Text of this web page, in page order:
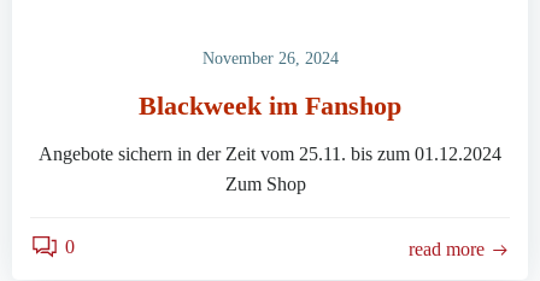
November 26, 2024
Blackweek im Fanshop
Angebote sichern in der Zeit vom 25.11. bis zum 01.12.2024
Zum Shop
0 read more